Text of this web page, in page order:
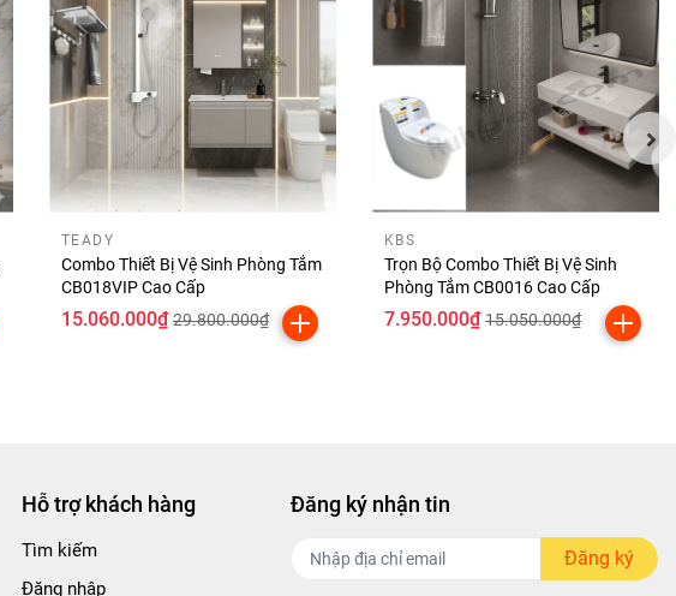
TEADY
Combo Thiết Bị Vệ Sinh Phòng Tắm
CB018VIP Cao Cấp
15.060.000₫ 29.800.000₫
KBS
Trọn Bộ Combo Thiết Bị Vệ Sinh
Phòng Tắm CB0016 Cao Cấp
7.950.000₫ 15.050.000₫
Hỗ trợ khách hàng
Tìm kiếm
Đăng nhập
Đăng ký nhận tin
Đăng ký